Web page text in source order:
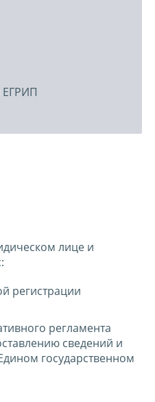
ЕГРИП
лице и
регистрации
регламента
сведений и
государственном